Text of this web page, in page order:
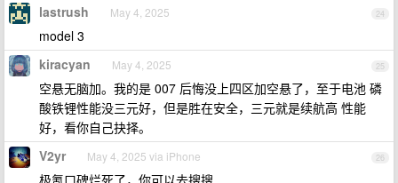
24
lastrush May 4, 2025
model 3
25
kiracyan May 4, 2025
空悬无脑加。我的是 007 后悔没上四区加空悬了，至于电池 磷
酸铁锂性能没三元好，但是胜在安全，三元就是续航高 性能
好，看你自己抉择。
26
V2yr May 4, 2025 via iPhone
极氪口碑烂死了，你可以去搜搜